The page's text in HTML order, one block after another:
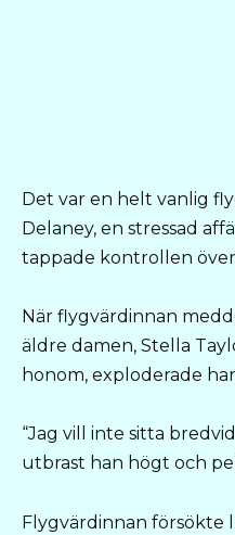
Det var en helt vanlig
Delaney, en stressad
tappade kontrollen över
När flygvärdinnan
äldre damen, Stella
honom, exploderade
“Jag vill inte sitta
utbrast han högt och
Flygvärdinnan försökte